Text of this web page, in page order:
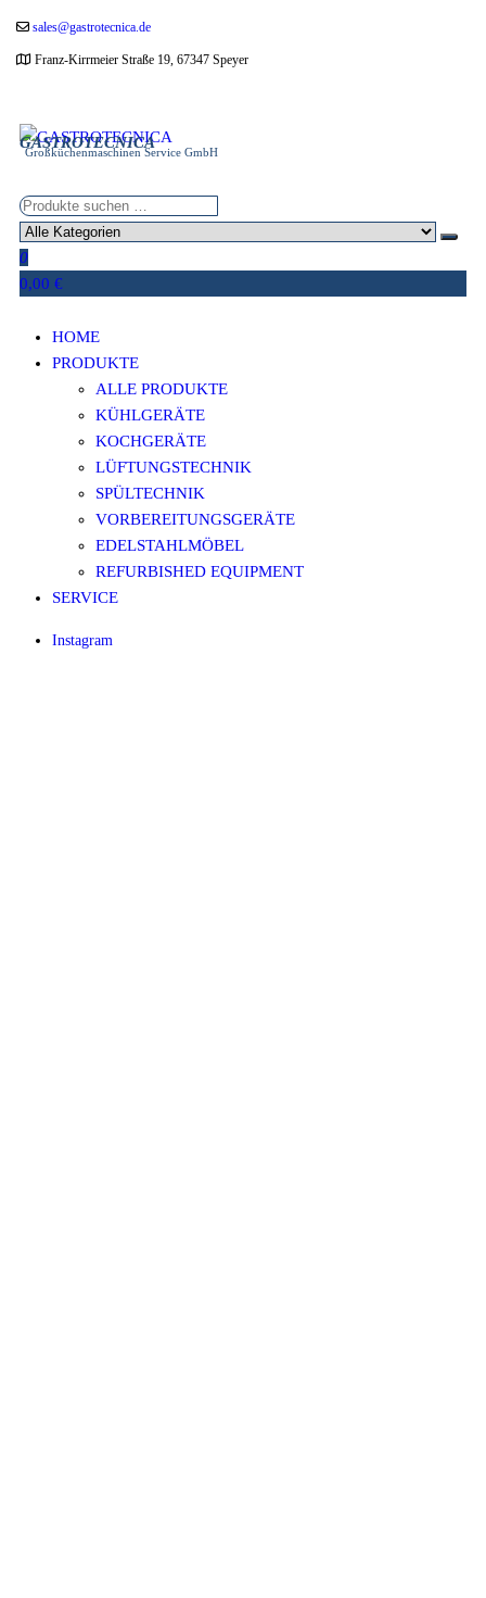
Zumsales@gastrotecnica.de
Franz-Kirrmeier Straße 19, 67347 Speyer
GASTROTECNICA
Großküchenmaschinen Service GmbH
0
0,00 €
HOME
PRODUKTE
ALLE PRODUKTE
KÜHLGERÄTE
KOCHGERÄTE
LÜFTUNGSTECHNIK
SPÜLTECHNIK
VORBEREITUNGSGERÄTE
EDELSTAHLMÖBEL
REFURBISHED EQUIPMENT
SERVICE
Instagram